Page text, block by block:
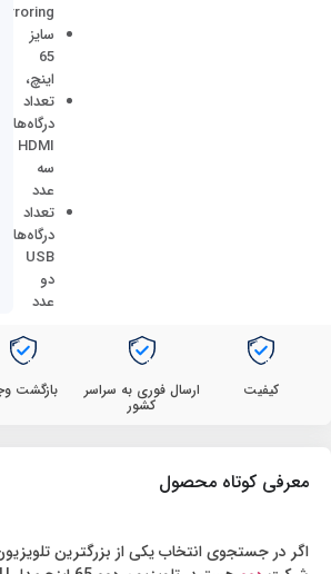
Mirroring،
سایز
65
اینچ،
تعداد
درگاه‌های
HDMI
سه
عدد
تعداد
درگاه‌های
USB
دو
عدد
کیفیت ارسال فوری به سراسر
کشور
بازگشت
معرفی کوتاه محصول
اگر در جستجوی انتخاب یکی از بزرگترین